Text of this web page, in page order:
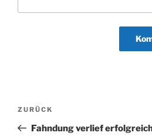
Beitragsnavigation
Vorheriger
Beitrag
ZURÜCK
Fahndung verlief